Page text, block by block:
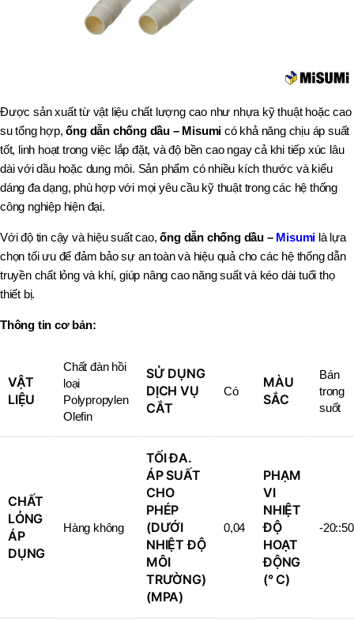
Được sản xuất từ vật liệu chất lượng cao như nhựa kỹ thuật hoặc cao
su tổng hợp,ống dẫn chống dầu – Misumi có khả năng chịu áp suất
tốt, linh hoạt trong việc lắp đặt, và độ bền cao ngay cả khi tiếp xúc lâu
dài với dầu hoặc dung môi. Sản phẩm có nhiều kích thước và kiểu
dáng đa dạng, phù hợp với mọi yêu cầu kỹ thuật trong các hệ thống
công nghiệp hiện đại.
Với độ tin cậy và hiệu suất cao,ống dẫn chống dầu – Misumi là lựa
chọn tối ưu để đảm bảo sự an toàn và hiệu quả cho các hệ thống dẫn
truyền chất lỏng và khí, giúp nâng cao năng suất và kéo dài tuổi thọ
thiết bị.
Thông tin cơ bản:
VẬT
LIỆU
Chất đàn hồi
loại
Polypropylen
Olefin
SỬ DỤNG
DỊCH VỤ
CẮT
Có
MÀU
SẮC
Bán
trong
suốt
CHẤT
LỎNG
ÁP
DỤNG
Hàng không
TỐI ĐA.
ÁP SUẤT
CHO
PHÉP
(DƯỚI
NHIỆT ĐỘ
MÔI
TRƯỜNG)
(MPA)
0,04
PHẠM
VI
NHIỆT
ĐỘ
HOẠT
ĐỘNG
(° C)
-20::50